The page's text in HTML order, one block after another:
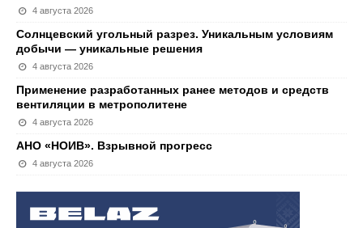
4 августа 2026
Солнцевский угольный разрез. Уникальным условиям
добычи — уникальные решения
4 августа 2026
Применение разработанных ранее методов и средств
вентиляции в метрополитене
4 августа 2026
АНО «НОИВ». Взрывной прогресс
4 августа 2026